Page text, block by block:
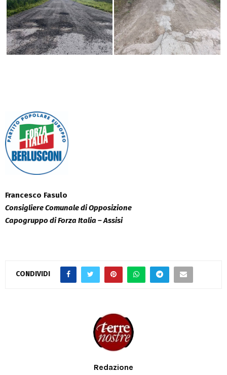
Francesco Fasulo
Consigliere Comunale di Opposizione
Capogruppo di Forza Italia – Assisi
CONDIVIDI
Redazione